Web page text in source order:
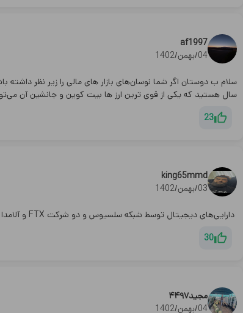
af1997
04/بهمن/1402
سلام ب دوستان اگر شما نوسان‌های بازار های مالی را زیر نظر داشته
سال هستید که یکی از قوی ترین ارز ها بیت کوین و جانشین آن
23
king65mmd
03/بهمن/1402
دارایی‌های دیجیتال توسط شبکه سلسیوس و دو شرکت FTX و آلامدا و آزادسازی ۴۰۰ میلیون دلاری توکن در هفته آینده، ممکن است قیمت‌ها را متلاطم کند.
30
مجید۴۴۹۷
04/بهمن/1402